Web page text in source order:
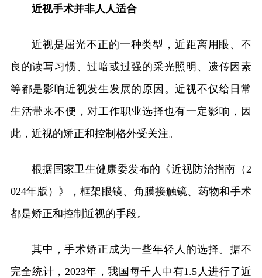
近视手术并非人人适合
近视是屈光不正的一种类型，近距离用眼、不
良的读写习惯、过暗或过强的采光照明、遗传因素
等都是影响近视发生发展的原因。近视不仅给日常
生活带来不便，对工作职业选择也有一定影响，因
此，近视的矫正和控制格外受关注。
根据国家卫生健康委发布的《近视防治指南（2
024年版）》，框架眼镜、角膜接触镜、药物和手术
都是矫正和控制近视的手段。
其中，手术矫正成为一些年轻人的选择。据不
完全统计，2023年，我国每千人中有1.5人进行了近